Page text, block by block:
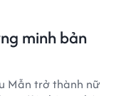
minh bản
Mẫn trở thành nữ